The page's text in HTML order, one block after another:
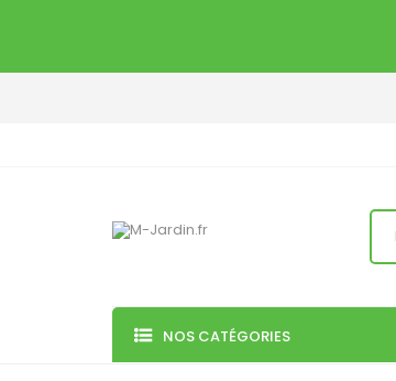
NOS CATÉGORIES